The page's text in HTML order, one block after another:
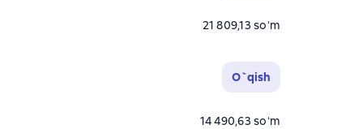
21 809,13 soʻm
O`qish
14 490,63 soʻm